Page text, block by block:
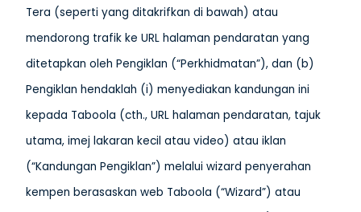
Tera (seperti yang ditakrifkan di bawah) atau
mendorong trafik ke URL halaman pendaratan yang
ditetapkan oleh Pengiklan (“Perkhidmatan”), dan (b)
Pengiklan hendaklah (i) menyediakan kandungan ini
kepada Taboola (cth., URL halaman pendaratan, tajuk
utama, imej lakaran kecil atau video) atau iklan
(“Kandungan Pengiklan”) melalui wizard penyerahan
kempen berasaskan web Taboola (“Wizard”) atau